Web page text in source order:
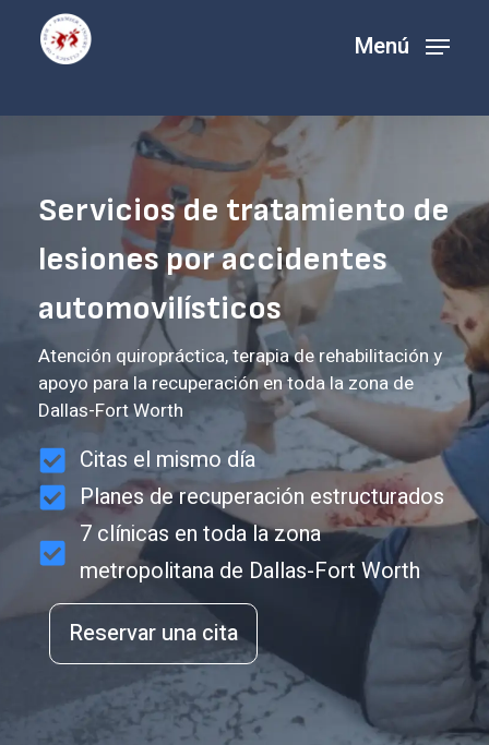
Menú
Servicios de tratamiento de
lesiones por accidentes
automovilísticos
Atención quiropráctica, terapia de rehabilitación y
apoyo para la recuperación en toda la zona de
Dallas-Fort Worth
Citas el mismo día
Planes de recuperación estructurados
7 clínicas en toda la zona
metropolitana de Dallas-Fort Worth
Reservar una cita